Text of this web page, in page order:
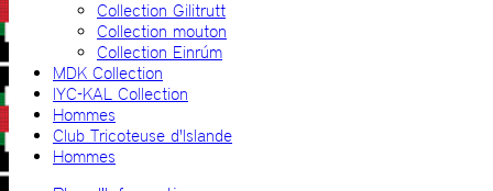
Collection Gilitrutt
Collection mouton
Collection Einrúm
MDK Collection
IYC-KAL Collection
Hommes
Club Tricoteuse d'Islande
Hommes